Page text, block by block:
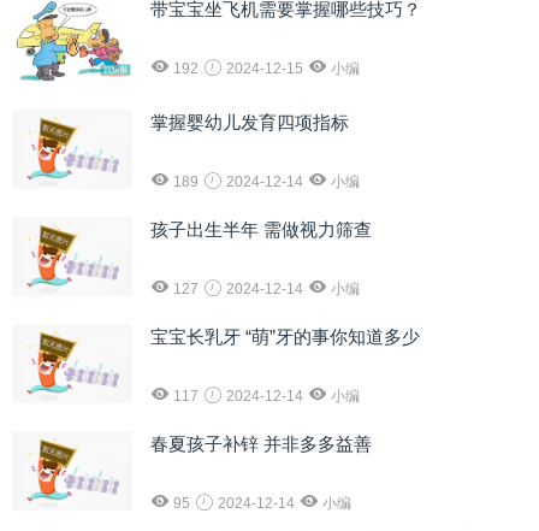
带宝宝坐飞机需要掌握哪些技巧？
192 2024-12-15 小编
掌握婴幼儿发育四项指标
189 2024-12-14 小编
孩子出生半年 需做视力筛查
127 2024-12-14 小编
宝宝长乳牙 “萌”牙的事你知道多少
117 2024-12-14 小编
春夏孩子补锌 并非多多益善
95 2024-12-14 小编